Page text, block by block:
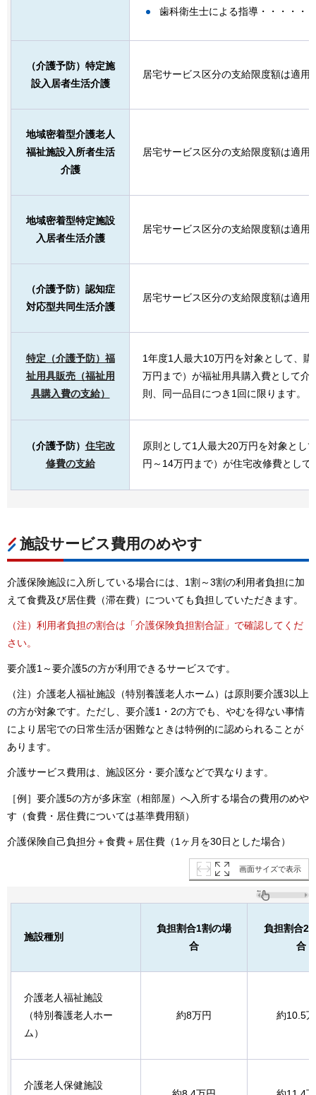
歯科衛生士による指導・・・・・
（介護予防）特定施
設入居者生活介護
居宅サービス区分の支給限度額は適用
地域密着型介護老人
福祉施設入所者生活
介護
居宅サービス区分の支給限度額は適用
地域密着型特定施設
入居者生活介護
居宅サービス区分の支給限度額は適用
（介護予防）認知症
対応型共同生活介護
居宅サービス区分の支給限度額は適用
特定（介護予防）福
祉用具販売（福祉用
具購入費の支給）
1年度1人最大10万円を対象として、
万円まで）が福祉用具購入費として介
則、同一品目につき1回に限ります。
（介護予防） 住宅改
修費の支給
原則として1人最大20万円を対象とし
円～14万円まで）が住宅改修費とし
施設サービス費用のめやす
介護保険施設に入所している場合には、1割～3割の利用者負担に加
えて食費及び居住費（滞在費）についても負担していただきます。
（注）利用者負担の割合は「介護保険負担割合証」で確認してくだ
さい。
要介護1～要介護5の方が利用できるサービスです。
（注）介護老人福祉施設（特別養護老人ホーム）は原則要介護3以上
の方が対象です。ただし、要介護1・2の方でも、やむを得ない事情
により居宅での日常生活が困難なときは特例的に認められることが
あります。
介護サービス費用は、施設区分・要介護などで異なります。
［例］要介護5の方が多床室（相部屋）へ入所する場合の費用のめや
す（食費・居住費については基準費用額）
介護保険自己負担分＋食費＋居住費（1ヶ月を30日とした場合）
画面サイズで表示
施設種別
負担割合1割の場
合
負担割合2
合
介護老人福祉施設
（特別養護老人ホー
ム）
約8万円 約10.5
介護老人保健施設